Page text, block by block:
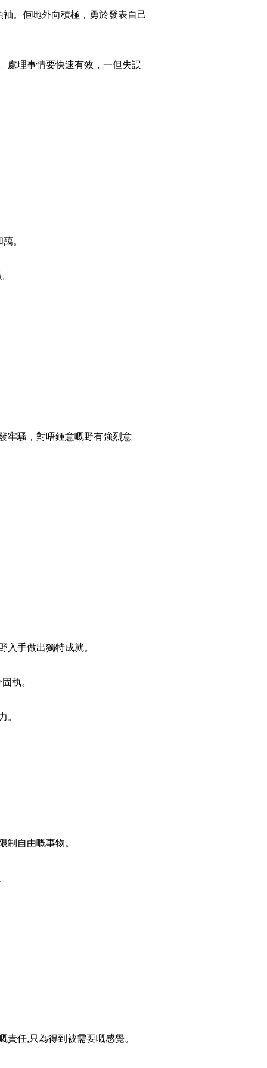
。佢哋外向積極，勇於發表自己
處理事情要快速有效，一但失誤
。
牢騷，對唔鍾意嘅野有強烈意
手做出獨特成就。
執。
。
制自由嘅事物。
任,只為得到被需要嘅感覺。